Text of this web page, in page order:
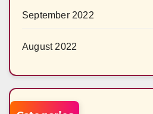
September 2022
August 2022